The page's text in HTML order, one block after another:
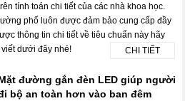
tính toán chi tiết của các nhà khoa học.
phố luôn được đảm bảo cung cấp đầy
thông tin chi tiết về tiêu chuẩn này hãy
dưới đây nhé!
CHI TIẾT
đường gắn đèn LED giúp người
bộ an toàn hơn vào ban đêm